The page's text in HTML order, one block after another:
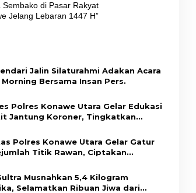
Sembako di Pasar Rakyat
Jelang Lebaran 1447 H”
Jalin Silaturahmi Adakan Acara
Bersama Insan Pers.
Polres Konawe Utara Gelar Edukasi
Jantung Koroner, Tingkatkan
Polres Konawe Utara Gelar Gatur
Titik Rawan, Ciptakan
Musnahkan 5,4 Kilogram
Selamatkan Ribuan Jiwa dari